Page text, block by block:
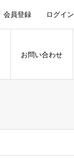
会員登録 ログイン
お問い合わせ